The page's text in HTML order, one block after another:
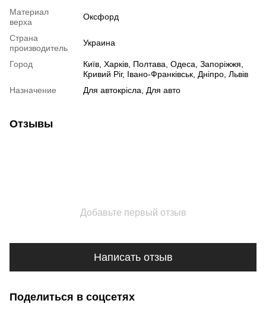
Материал
верха
Оксфорд
Страна
производитель
Украина
Город
Київ, Харків, Полтава, Одеса, Запоріжжя,
Кривий Ріг, Івано-Франківськ, Дніпро, Львів
Назначение
Для автокрісла, Для авто
Отзывы
Добавьте первый отзыв
Написать отзыв
Поделиться в соцсетях